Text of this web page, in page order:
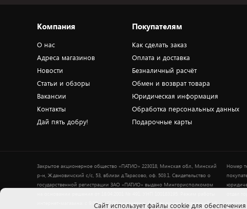
Компания
О нас
Адреса магазинов
Новости
Статьи и обзоры
Вакансии
Контакты
Дай пять добру!
Покупателям
Как сделать заказ
Оплата и доставка
Безналичный расчёт
Обмен и возврат товара
Юридическая информация
Обработка персональных данных
Подарочные карты
Закрытое акционерное общество «ПАТИО» 223018, Минская обл., Минский
р-н, Ждановичский с/с, 53, вблизи д.Тарасово, оф. 503.1. Свидетельство о
государственной регистрации ЗАО «ПАТИО» выдано Мингорисполкомом
интернет-магазина: с 9.00 до 21.00 ежедневно. Дата включения сведений об
Номер
Cайт использует файлы cookie для обеспечения